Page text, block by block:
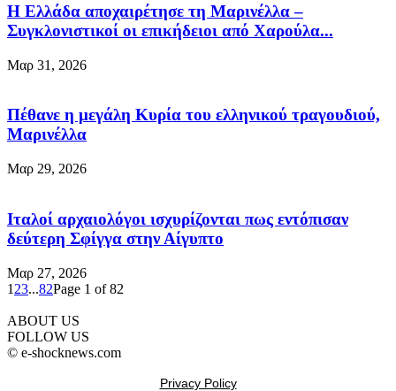
Η Ελλάδα αποχαιρέτησε τη Μαρινέλλα –
Συγκλονιστικοί οι επικήδειοι από Χαρούλα...
Μαρ 31, 2026
Πέθανε η μεγάλη Κυρία του ελληνικού τραγουδιού,
Μαρινέλλα
Μαρ 29, 2026
Ιταλοί αρχαιολόγοι ισχυρίζονται πως εντόπισαν
δεύτερη Σφίγγα στην Αίγυπτο
Μαρ 27, 2026
1 23...82Page 1 of 82
ABOUT US
FOLLOW US
© e-shocknews.com
Privacy Policy